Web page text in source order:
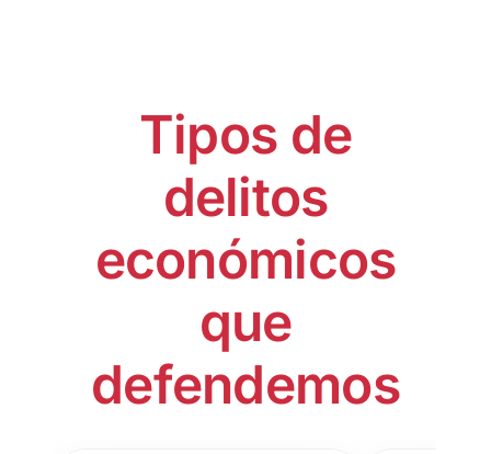
Tipos de
delitos
económicos
que
defendemos